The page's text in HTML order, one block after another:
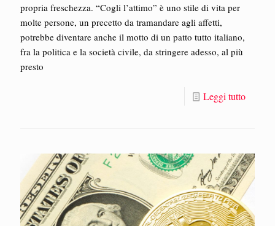
propria freschezza. “Cogli l’attimo” è uno stile di vita per
molte persone, un precetto da tramandare agli affetti,
potrebbe diventare anche il motto di un patto tutto italiano,
fra la politica e la società civile, da stringere adesso, al più
presto
Leggi tutto